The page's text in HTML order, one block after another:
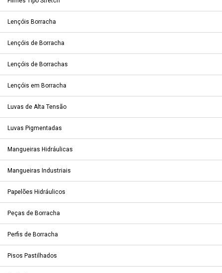
Lençóis Borracha
Lençóis de Borracha
Lençóis de Borrachas
Lençóis em Borracha
Luvas de Alta Tensão
Luvas Pigmentadas
Mangueiras Hidráulicas
Mangueiras Industriais
Papelões Hidráulicos
Peças de Borracha
Perfis de Borracha
Pisos Pastilhados